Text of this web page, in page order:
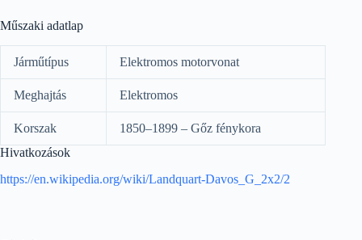
Műszaki adatlap
Járműtípus Elektromos motorvonat
Meghajtás Elektromos
Korszak
1850–1899 – Gőz fénykora
Hivatkozások
https://en.wikipedia.org/wiki/Landquart-Davos_G_2x2/2